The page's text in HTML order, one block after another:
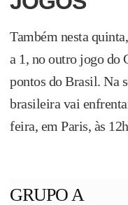
Também nesta
a 1, no outro jogo do
pontos do Brasil. Na
brasileira vai
feira, em Paris, às
GRUPO A